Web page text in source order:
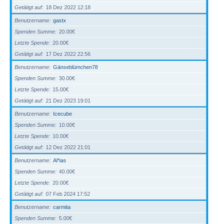
Getätigt auf
18 Dez 2022 12:18
Benutzername
gastx
Spenden Summe
20.00€
Letzte Spende
20.00€
Getätigt auf
17 Dez 2022 22:56
Benutzername
Gänseblümchen78
Spenden Summe
30.00€
Letzte Spende
15.00€
Getätigt auf
21 Dez 2023 19:01
Benutzername
Icecube
Spenden Summe
10.00€
Letzte Spende
10.00€
Getätigt auf
12 Dez 2022 21:01
Benutzername
Al*ias
Spenden Summe
40.00€
Letzte Spende
20.00€
Getätigt auf
07 Feb 2024 17:52
Benutzername
carmita
Spenden Summe
5.00€